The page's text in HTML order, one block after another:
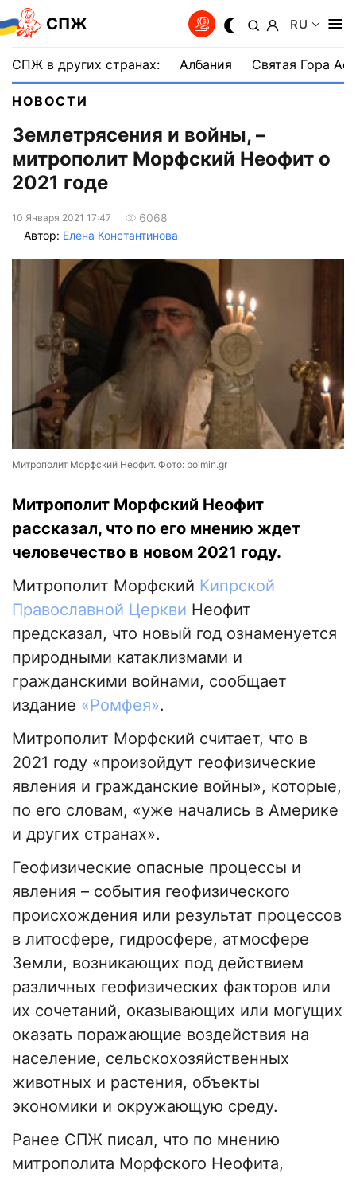
СПЖ RU
СПЖ в других странах: Албания Святая Гора
НОВОСТИ
Землетрясения и войны, –
митрополит Морфский Неофит о
2021 годе
10 Января 2021 17:47
6068
Автор: Елена Константинова
Митрополит Морфский Неофит. Фото: poimin.gr
Митрополит Морфский Неофит
рассказал, что по его мнению ждет
человечество в новом 2021 году.
Митрополит Морфский Кипрской
Православной Церкви Неофит
предсказал, что новый год ознаменуется
природными катаклизмами и
гражданскими войнами, сообщает
издание «Ромфея».
Митрополит Морфский считает, что в
2021 году «произойдут геофизические
явления и гражданские войны», которые,
по его словам, «уже начались в Америке
и других странах».
Геофизические опасные процессы и
явления – события геофизического
происхождения или результат процессов
в литосфере, гидросфере, атмосфере
Земли, возникающих под действием
различных геофизических факторов или
их сочетаний, оказывающих или могущих
оказать поражающие воздействия на
население, сельскохозяйственных
животных и растения, объекты
экономики и окружающую среду.
Ранее СПЖ писал, что по мнению
митрополита Морфского Неофита,